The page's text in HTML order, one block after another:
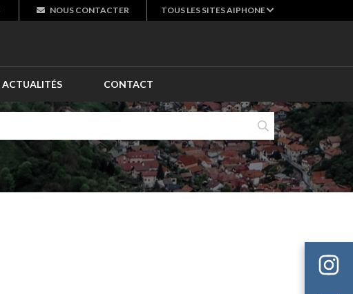
NOUS CONTACTER TOUS LES SITES AIPHONE
ACTUALITÉS CONTACT